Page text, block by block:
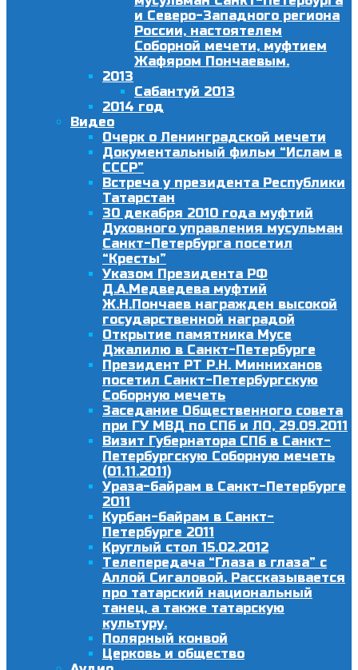
и Северо-Западного региона
России, настоятелем
Соборной мечети, муфтием
Жафяром Пончаевым.
2013
Сабантуй 2013
2014 год
Видео
Очерк о Ленинградской мечети
Документальный фильм “Ислам в
СССР”
Встреча у президента Республики
Татарстан
30 декабря 2010 года муфтий
Духовного управления мусульман
Санкт-Петербурга посетил
“Кресты”
Указом Президента РФ
Д.А.Медведева муфтий
Ж.Н.Пончаев награжден высокой
государственной наградой
Открытие памятника Мусе
Джалилю в Санкт-Петербурге
Президент РТ Р.Н. Минниханов
посетил Санкт-Петербургскую
Соборную мечеть
Заседание Общественного совета
при ГУ МВД по СПб и ЛО, 29.09.2011
Визит Губернатора СПб в Санкт-
Петербургскую Соборную мечеть
(01.11.2011)
Ураза-байрам в Санкт-Петербурге
2011
Курбан-байрам в Санкт-
Петербурге 2011
Круглый стол 15.02.2012
Телепередача “Глаза в глаза” с
Аллой Сигаловой. Рассказывается
про татарский национальный
танец, а также татарскую
культуру.
Полярный конвой
Церковь и общество